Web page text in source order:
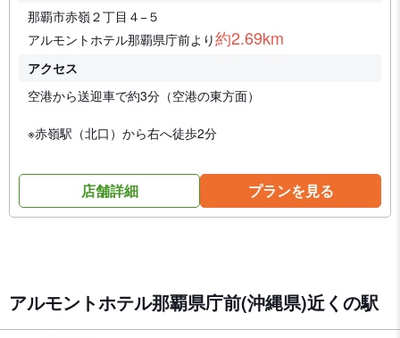
那覇市赤嶺２丁目４−５
アルモントホテル那覇県庁前より約2.69km
アクセス
空港から送迎車で約3分（空港の東方面）
※赤嶺駅（北口）から右へ徒歩2分
店舗詳細 プランを見る
アルモントホテル那覇県庁前(沖縄県)近くの駅